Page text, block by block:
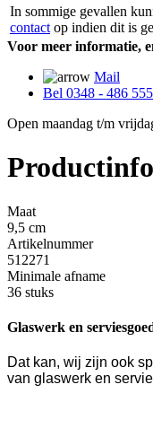
In sommige gevallen
contact op indien dit is
Voor meer informatie,
Mail
Bel 0348 - 486 555
Open maandag t/m
Maat
9,5 cm
Artikelnummer
512271
Minimale afname
36 stuks
Glaswerk en
Dat kan, wij zijn ook
van glaswerk en